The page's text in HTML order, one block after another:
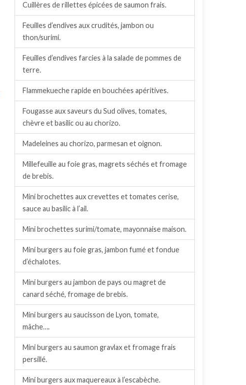
Cuillères de rillettes épicées de saumon frais.
Feuilles d’endives aux crudités, jambon ou
thon/surimi.
Feuilles d’endives farcies à la salade de pommes de
terre.
Flammekueche rapide en bouchées apéritives.
Fougasse aux saveurs du Sud olives, tomates,
chèvre et basilic ou au chorizo.
Madeleines au chorizo, parmesan et oignon.
Millefeuille au foie gras, magrets séchés et fromage
de brebis.
Mini brochettes aux crevettes et tomates cerise,
sauce au basilic à l’ail.
Mini brochettes surimi/tomate, mayonnaise maison.
Mini burgers au foie gras, jambon fumé et fondue
d’échalotes.
Mini burgers au jambon de pays ou magret de
canard séché, fromage de brebis.
Mini burgers au saucisson de Lyon, tomate,
mâche….
Mini burgers au saumon gravlax et fromage frais
persillé.
Mini burgers aux maquereaux à l’escabèche.